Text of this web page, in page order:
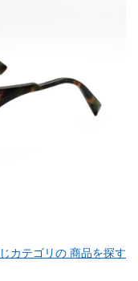
カテゴリの 商品を探す